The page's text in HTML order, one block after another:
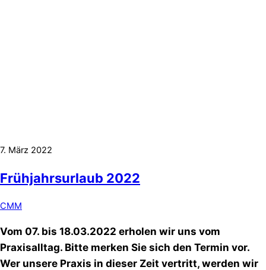
7. März 2022
Frühjahrsurlaub 2022
CMM
Vom 07. bis 18.03.2022 erholen wir uns vom
Praxisalltag. Bitte merken Sie sich den Termin vor.
Wer unsere Praxis in dieser Zeit vertritt, werden wir